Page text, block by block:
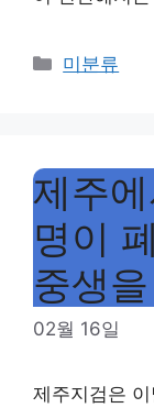
Categories
미분류
제주
명이
중생
02월 16일
제주지검은